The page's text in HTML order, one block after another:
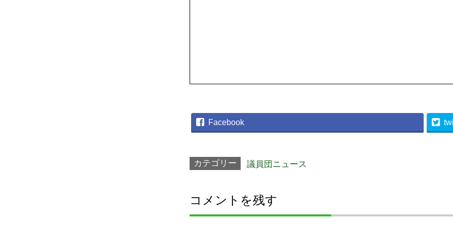
Facebook
カテゴリー 議員団ニュース
コメントを残す